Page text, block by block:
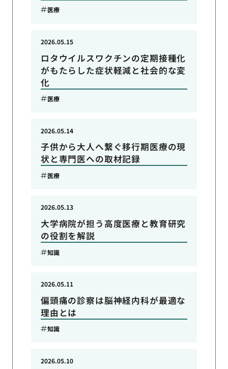
医療
ロタウイルスワクチンの定期接種化
がもたらした症状軽減と社会的な変
化
2026.05.15
医療
子供から大人へ繋ぐ移行期医療の現
状と専門医への取材記録
2026.05.14
医療
大学病院が担う高度医療と教育研究
の役割を解説
2026.05.13
知識
偏頭痛の診察は脳神経内科が最適な
理由とは
2026.05.11
知識
2026.05.10